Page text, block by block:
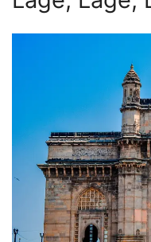
Exchange eller det
gamla namnet vid
of Mumbai,
som hedrar sitt
Upptäck
Geografi
Läge, Läge,